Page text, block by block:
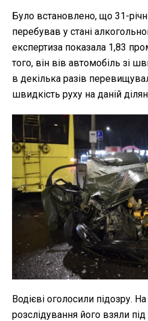
Було встановлено, що 31-
перебував у стані
експертиза показала 1,83
того, він вів автомобіль зі
в декілька разів
швидкість руху на даній
Водієві оголосили підозру.
розслідування його взяли